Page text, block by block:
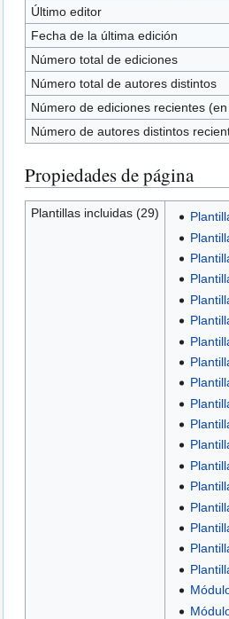
Último editor
Fecha de la última edición
Número total de ediciones
Número total de autores distintos
Número de ediciones recientes
Número de autores distintos
Propiedades de página
Plantillas incluidas (29)